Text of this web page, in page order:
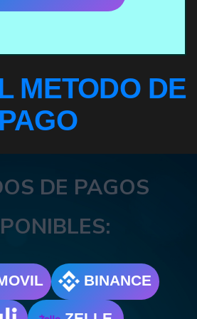
METODO DE
PAGO
DE PAGOS
BINANCE